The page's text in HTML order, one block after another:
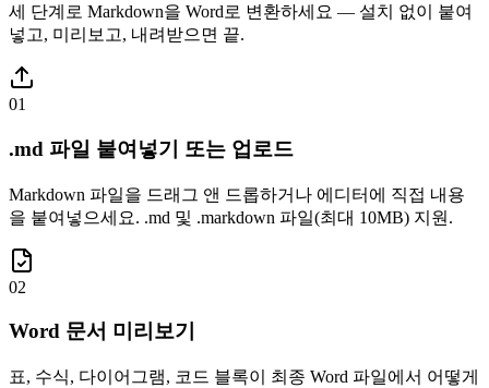
세 단계로 Markdown을 Word로 변환하세요 — 설치 없이 붙여
넣고, 미리보고, 내려받으면 끝.
01
.md 파일 붙여넣기 또는 업로드
Markdown 파일을 드래그 앤 드롭하거나 에디터에 직접 내용
을 붙여넣으세요. .md 및 .markdown 파일(최대 10MB) 지원.
02
Word 문서 미리보기
표, 수식, 다이어그램, 코드 블록이 최종 Word 파일에서 어떻게